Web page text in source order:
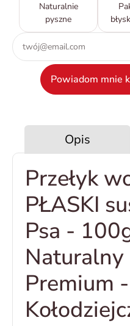
Naturalnie
pyszne
Powiadom mnie
Opis
Przełyk
PŁASKI
Psa -
Naturalny
Premium -